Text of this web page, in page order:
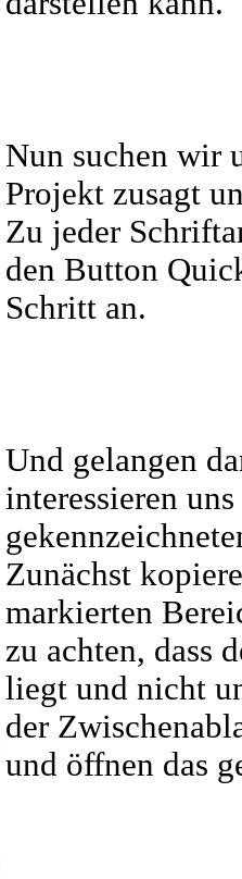
Nun suchen wir
Projekt zusagt
Zu jeder
den Button
Schritt an.
Und gelangen
interessieren
Zunächst
markierten
zu achten, dass
liegt und nicht
der
und öffnen das